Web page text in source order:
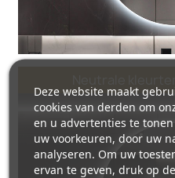
Deze website maakt
cookies van derden om
en u advertenties te
uw voorkeuren, door uw
analyseren. Om uw
ervan te geven, druk op